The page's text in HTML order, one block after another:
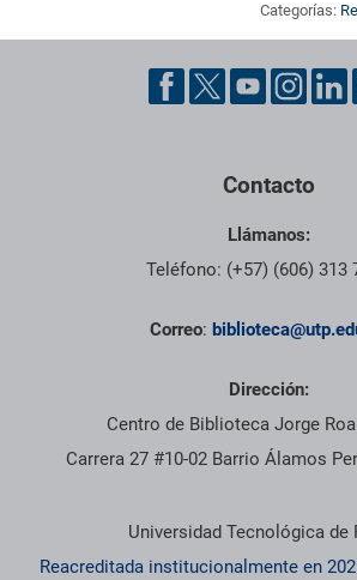
Categorías:
Pie de página con información de
Contacto
Llámanos:
Teléfono: (+57) (606) 313
Correo:
Dirección:
Centro de Biblioteca Jorge
Carrera 27 #10-02 Barrio Álamos
Información institucional
Universidad Tecnológica de
Reacreditada institucionalmente en